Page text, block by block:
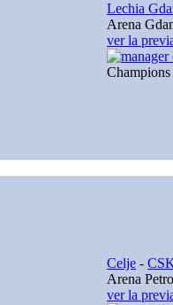
Lechia
Arena
ver la
Celje -
Arena
ver la